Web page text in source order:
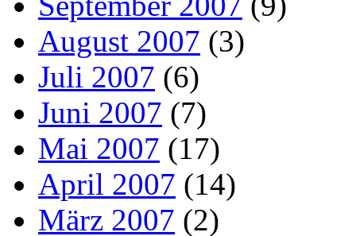
August 2007 (3)
Juli 2007 (6)
Juni 2007 (7)
Mai 2007 (17)
April 2007 (14)
März 2007 (2)